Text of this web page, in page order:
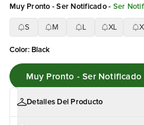
Muy Pronto - Ser Notificado- Ser
S M XL
Color: Black
Detalles Del Producto